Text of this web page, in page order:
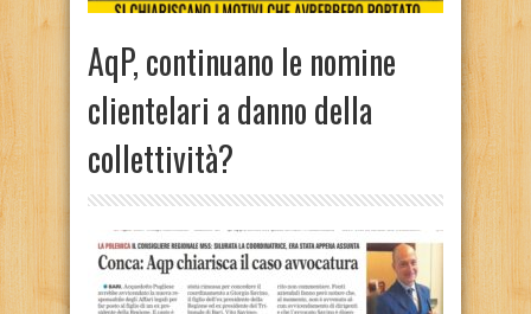
AqP, continuano le nomine
clientelari a danno della
collettività?